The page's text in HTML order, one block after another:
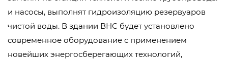
и насосы, выполнят гидроизоляцию резервуаров
чистой воды. В здании ВНС будет установлено
современное оборудование с применением
новейших энергосберегающих технологий,